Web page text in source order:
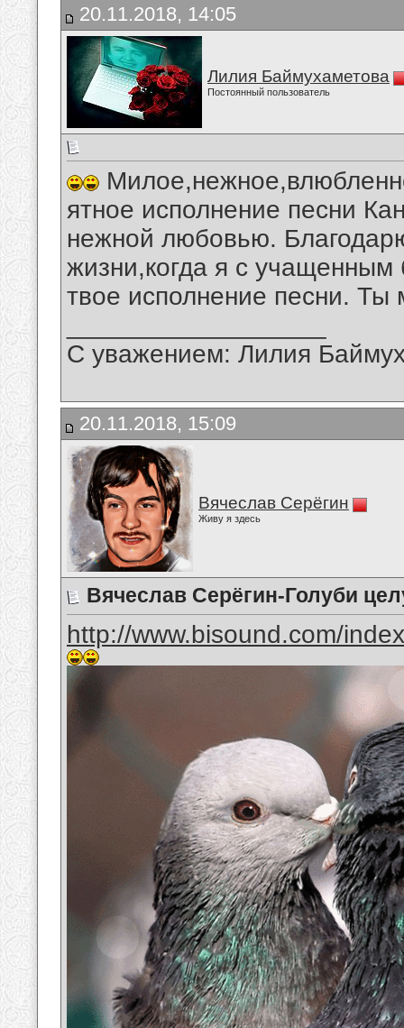
20.11.2018, 14:05
Лилия Баймухаметова
Постоянный пользователь
ятное исполнение песни
нежной любовью.
жизни,когда я с
твое исполнение песни. Ты
С уважением: Лилия
20.11.2018, 15:09
Вячеслав Серёгин
Живу я здесь
Вячеслав Серёгин-Голуби
http://www.bisound.com/